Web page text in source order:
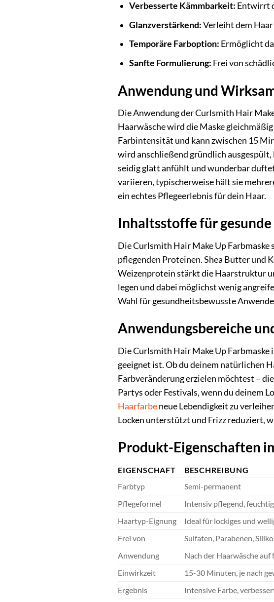
Verbesserte Kämmbarkeit: Entwirrt
Glanzverstärkend:Verleiht dem
Temporäre Farboption: Ermöglicht
Sanfte Formulierung: Frei von
Anwendung und
Die Anwendung der Curlsmith Hair
Haarwäsche wird die Maske
Farbintensität und kann zwischen 15
wird anschließend gründlich ausgespült,
seidig glatt anfühlt und wunderbar
variieren, typischerweise hält sie
ein echtes Pflegeerlebnis für dein Haar.
Inhaltsstoffe für
Die Curlsmith Hair Make Up
pflegenden Proteinen. Shea Butter und
Weizenprotein stärkt die Haarstruktur
legen und dabei möglichst wenig
Wahl für gesundheitsbewusste
Anwendungsbereiche
Die Curlsmith Hair Make Up
geeignet ist. Ob du deinem natürlichen
Farbveränderung erzielen möchtest –
Partys oder Festivals, wenn du deinem
Haarfarbeneue Lebendigkeit zu
Locken unterstützt und Frizz reduziert,
Produkt-Eigenschaften
EIGENSCHAFT
BESCHREIBUNG
Farbtyp
Semi-permanent
Pflegeformel
Intensiv pflegend,
Haartyp-Eignung
Ideal für lockiges und
Frei von
Sulfaten, Parabenen,
Anwendung
Nach der Haarwäsche
Einwirkzeit
15-30 Minuten, je nach
Ergebnis
Intensive Farbe,